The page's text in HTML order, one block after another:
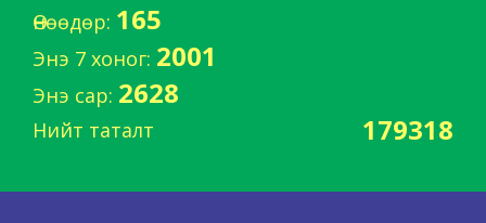
Өнөөдөр: 165
Энэ 7 хоног: 2001
Энэ сар: 2628
Нийт таталт 179318